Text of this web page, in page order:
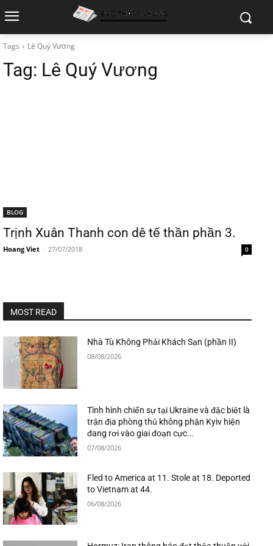
Tags Lê Quý Vương
Tag: Lê Quý Vương
BLOG
Trịnh Xuân Thanh con dê tế thần phần 3.
Hoang Viet - 27/07/2018 0
MOST READ
Nhà Tù Không Phải Khách Sạn (phần II)
08/08/2026
Tình hình chiến sự tại Ukraine và đặc biệt là
trận địa phòng thủ không phận Kyiv hiện
đang rơi vào giai đoạn cực...
07/08/2026
Fled to America at 11. Stole at 18. Deported
to Vietnam at 44.
06/08/2026